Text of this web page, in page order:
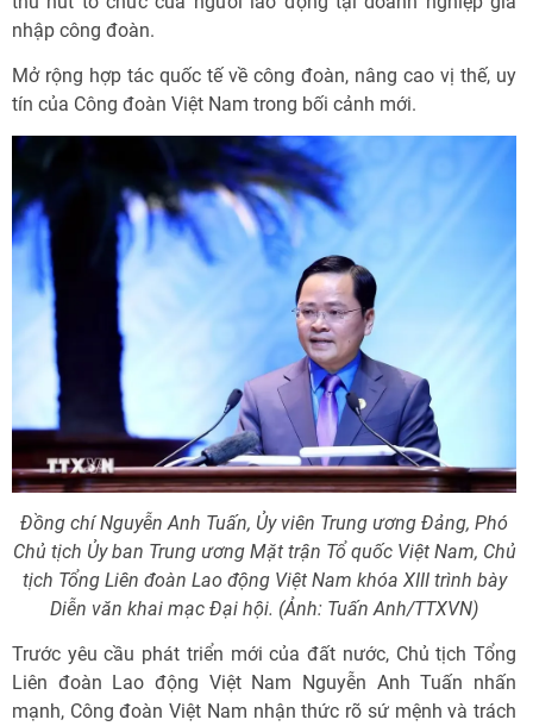
nhập công đoàn.
Mở rộng hợp tác quốc tế về công đoàn, nâng cao vị thế, uy
tín của Công đoàn Việt Nam trong bối cảnh mới.
Đồng chí Nguyễn Anh Tuấn, Ủy viên Trung ương Đảng, Phó
Chủ tịch Ủy ban Trung ương Mặt trận Tổ quốc Việt Nam, Chủ
tịch Tổng Liên đoàn Lao động Việt Nam khóa XIII trình bày
Diễn văn khai mạc Đại hội. (Ảnh: Tuấn Anh/TTXVN)
Trước yêu cầu phát triển mới của đất nước, Chủ tịch Tổng
Liên đoàn Lao động Việt Nam Nguyễn Anh Tuấn nhấn
mạnh, Công đoàn Việt Nam nhận thức rõ sứ mệnh và trách